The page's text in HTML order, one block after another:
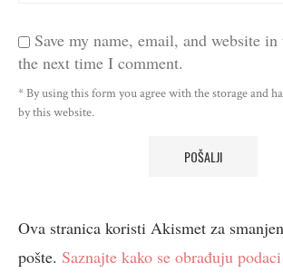
Save my name, email, and website
the next time I comment.
* By using this form you agree with the storage and
by this website.
Ova stranica koristi Akismet za
pošte. Saznajte kako se obrađuju